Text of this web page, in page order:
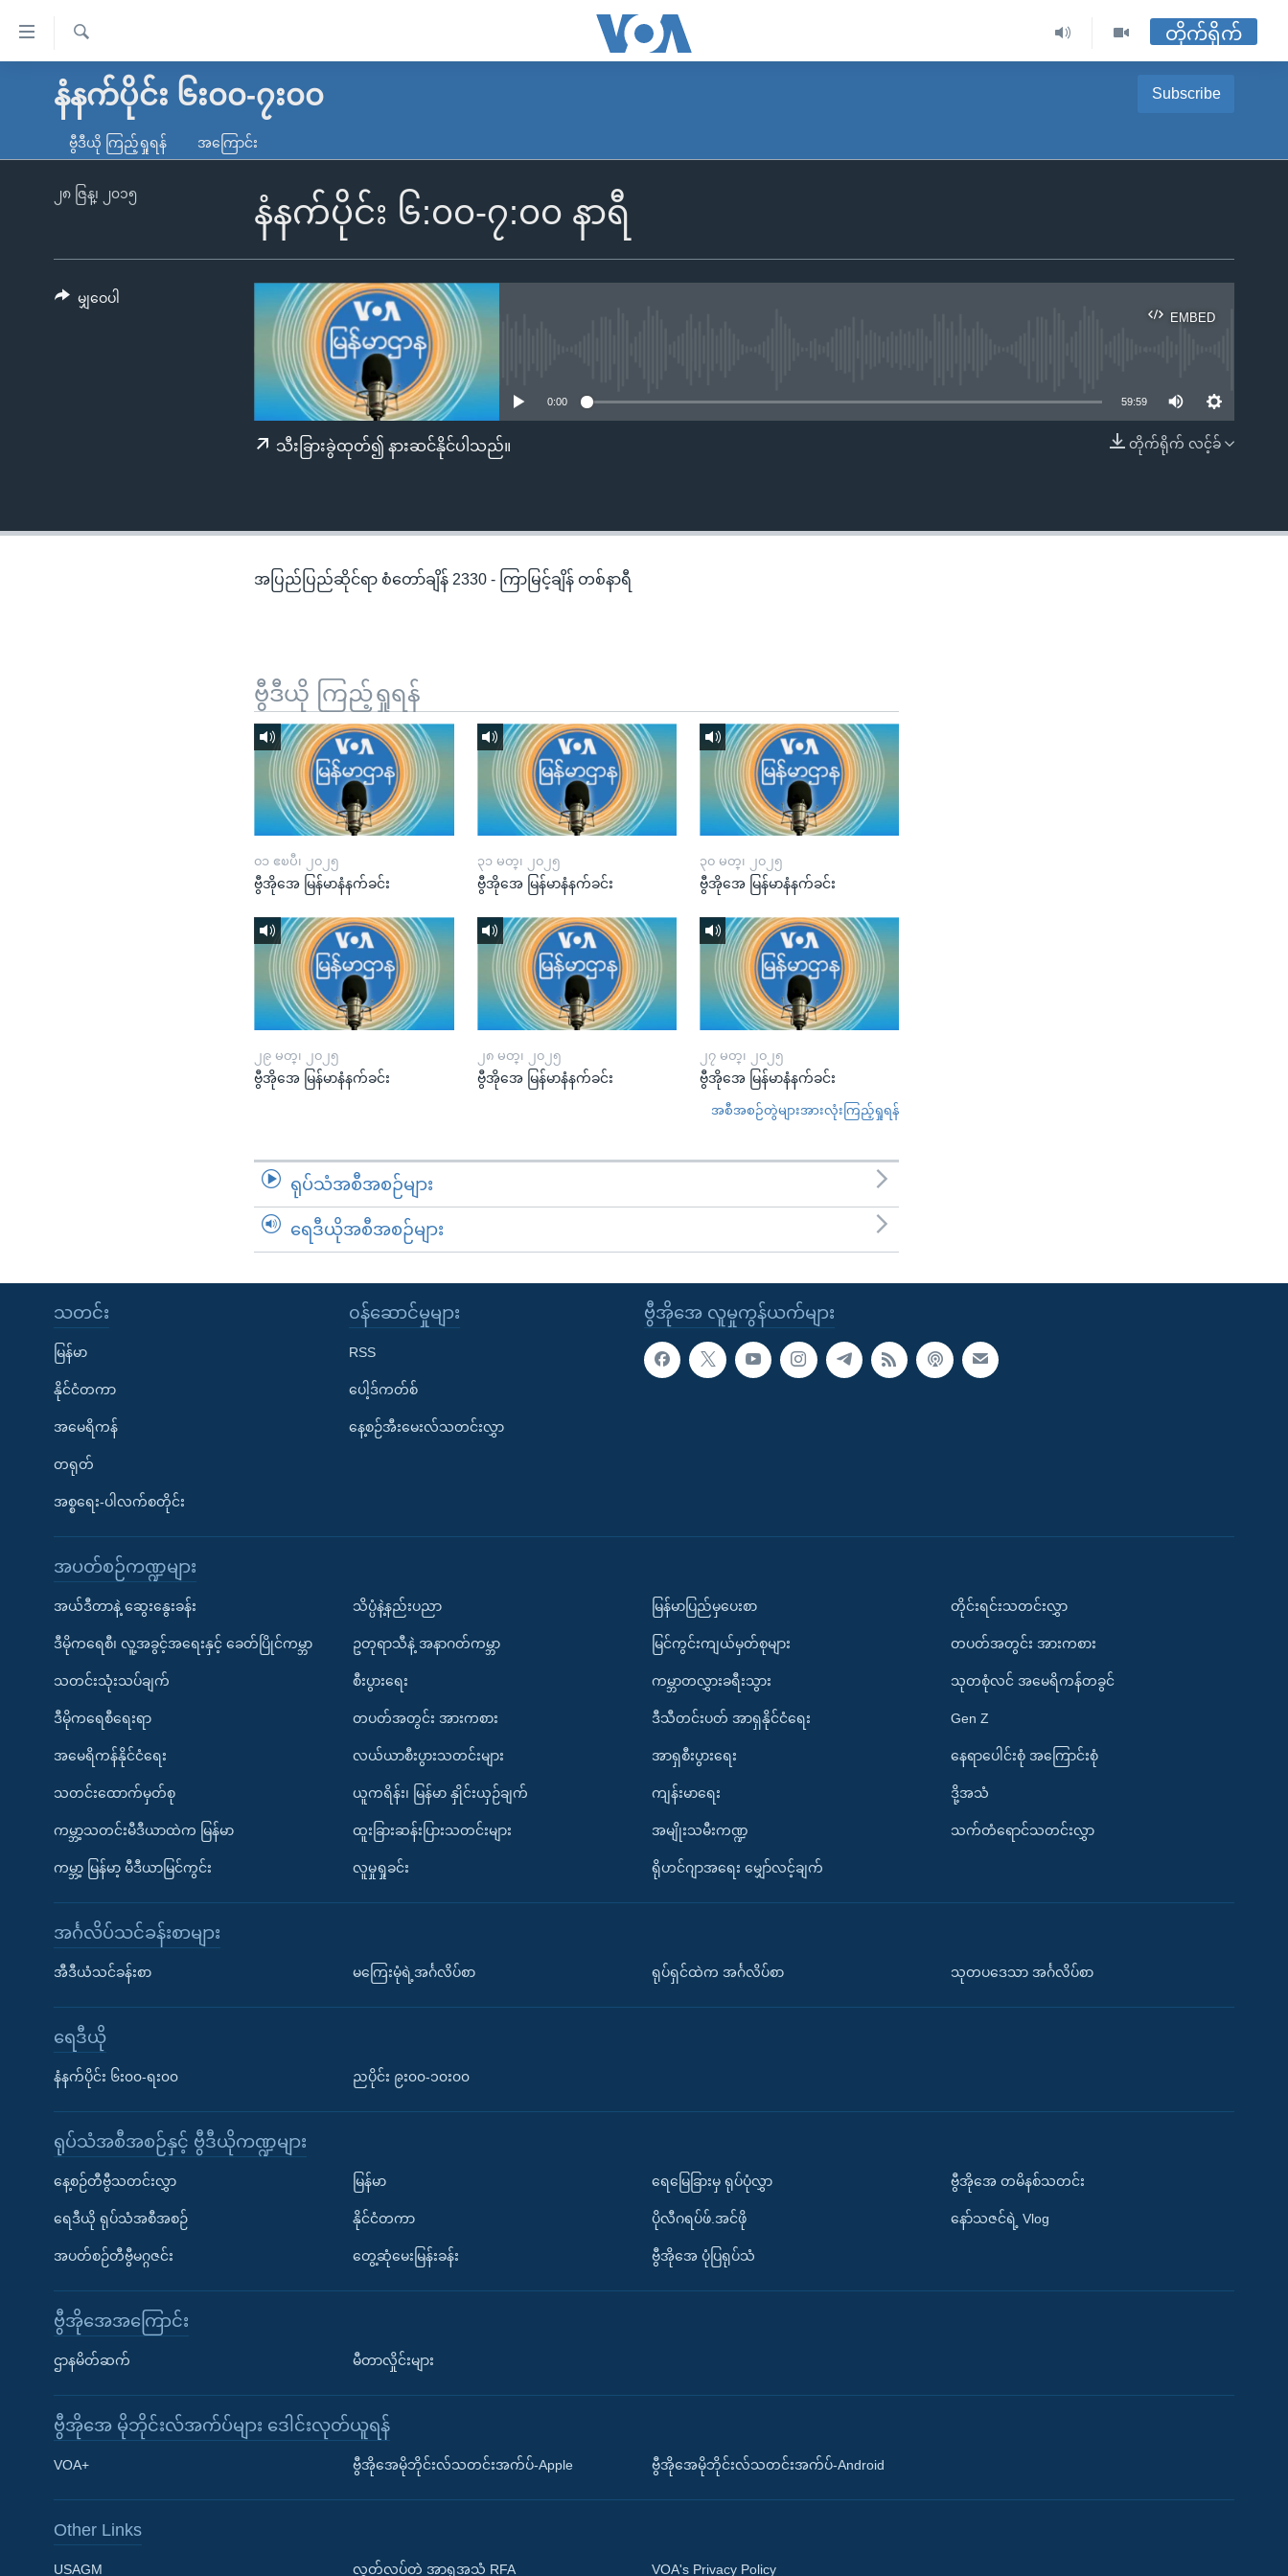
လွယ်ကူ
သည့်
ကျော်
မူလစာမျက်နှာ
ကမ္ဘာ့သတင်းများ
နိုင်ငံတကာ
တရုတ်
အစ္စရေး-ပါလက်စတိုင်း
ရပ်ဝန်းတခု လမ်းတခု အလွန်
အင်္ဂလိပ်စာလေ့လာမယ်
Learning English
ရ
လာ
တိုက်ရိုက်
နံနက်ပိုင်း ၆း၀၀-၇း၀၀ Subscribe
Apple Podcasts
Spotify
ဗွီဒီယို ကြည့်ရှုရန် အကြောင်း
နံနက်ပိုင်း ၆:၀၀-၇:၀၀ နာရီ
၂၈ ဇြန္၊ ၂၀၁၅
EMBED
EMBED
0:00 59:59
တိုက်ရိုက် လင့်ခ်
သီးခြားခွဲထုတ်၍ နားဆင်နိုင်ပါသည်။
မျှဝေပါ
အပြည်ပြည်ဆိုင်ရာ စံတော်ချိန် 2330 - ကြာမြင့်ချိန် တစ်နာရီ
ဗွီဒီယို ကြည့်ရှုရန်
၀၁ ဧၿပီ၊ ၂၀၂၅
ဗွီအိုအေ မြန်မာနံနက်ခင်း
၃၁ မတ္၊ ၂၀၂၅
ဗွီအိုအေ မြန်မာနံနက်ခင်း
၃၀ မတ္၊ ၂၀၂၅
ဗွီအိုအေ မြန်မာနံနက်ခင်း
၂၉ မတ္၊ ၂၀၂၅
ဗွီအိုအေ မြန်မာနံနက်ခင်း
၂၈ မတ္၊ ၂၀၂၅
ဗွီအိုအေ မြန်မာနံနက်ခင်း
၂၇ မတ္၊ ၂၀၂၅
ဗွီအိုအေ မြန်မာနံနက်ခင်း
အစီအစဉ်တွဲများအားလုံးကြည့်ရှုရန်
ရုပ်သံအစီအစဉ်များ
ရေဒီယိုအစီအစဉ်များ
ဗွီအိုအေ လူမှုကွန်ယက်များ
သတင်း
မြန်မာ
နိုင်ငံတကာ
အမေရိကန်
တရုတ်
အစ္စရေး-ပါလက်စတိုင်း
၀န်ဆောင်မှုများ
RSS
ပေါ့ဒ်ကတ်စ်
နေ့စဉ်အီးမေးလ်သတင်းလွှာ
အပတ်စဉ်ကဏ္ဍများ
အယ်ဒီတာနဲ့ ဆွေးနွေးခန်း
ဒီမိုကရေစီ၊ လူ့အခွင့်အရေးနှင့် ခေတ်ပြိုင်ကမ္ဘာ
သတင်းသုံးသပ်ချက်
ဒီမိုကရေစီရေးရာ
အမေရိကန်နိုင်ငံရေး
သတင်းထောက်မှတ်စု
ကမ္ဘာ့သတင်းမီဒီယာထဲက မြန်မာ
ကမ္ဘာ့ မြန်မာ့ မီဒီယာမြင်ကွင်း
သိပ္ပံနဲ့နည်းပညာ
ဥတုရာသီနဲ့ အနာဂတ်ကမ္ဘာ
စီးပွားရေး
တပတ်အတွင်း အားကစား
လယ်ယာစီးပွားသတင်းများ
ယူကရိန်း၊ မြန်မာ နှိုင်းယှဉ်ချက်
ထူးခြားဆန်းပြားသတင်းများ
လူမှုရှုခင်း
မြန်မာပြည်မှပေးစာ
မြင်ကွင်းကျယ်မှတ်စုများ
ကမ္ဘာတလွှားခရီးသွား
ဒီသီတင်းပတ် အာရှနိုင်ငံရေး
အာရှစီးပွားရေး
ကျန်းမာရေး
အမျိုးသမီးကဏ္ဍ
ရိုဟင်ဂျာအရေး မျှော်လင့်ချက်
တိုင်းရင်းသတင်းလွှာ
တပတ်အတွင်း အားကစား
သုတစုံလင် အမေရိကန်တခွင်
Gen Z
နေရာပေါင်းစုံ အကြောင်းစုံ
ဒို့အသံ
သက်တံရောင်သတင်းလွှာ
အင်္ဂလိပ်သင်ခန်းစာများ
အီဒီယံသင်ခန်းစာ မကြေးမုံရဲ့အင်္ဂလိပ်စာ ရုပ်ရှင်ထဲက အင်္ဂလိပ်စာ သုတပဒေသာ အင်္ဂလိပ်စာ
ရေဒီယို
နံနက်ပိုင်း ၆း၀၀-ရး၀၀ ညပိုင်း ၉း၀၀-၁၀း၀၀
ရုပ်သံအစီအစဉ်နှင့် ဗွီဒီယိုကဏ္ဍများ
နေ့စဉ်တီဗွီသတင်းလွှာ
ရေဒီယို ရုပ်သံအစီအစဉ်
အပတ်စဉ်တီဗွီမဂ္ဂဇင်း
မြန်မာ
နိုင်ငံတကာ
တွေ့ဆုံမေးမြန်းခန်း
ရေမြေခြားမှ ရုပ်ပုံလွှာ
ပိုလီဂရပ်ဖ်.အင်ဖို
ဗွီအိုအေ ပုံပြရုပ်သံ
ဗွီအိုအေ တမိနစ်သတင်း
နော်သဇင်ရဲ့ Vlog
ဗွီအိုအေအကြောင်း
ဌာနမိတ်ဆက် မီတာလှိုင်းများ
ဗွီအိုအေ မိုဘိုင်းလ်အက်ပ်များ ဒေါင်းလုတ်ယူရန်
VOA+ ဗွီအိုအေမိုဘိုင်းလ်သတင်းအက်ပ်-Apple ဗွီအိုအေမိုဘိုင်းလ်သတင်းအက်ပ်-Android
Other Links
USAGM လွတ်လပ်တဲ့ အာရှအသံ RFA VOA's Privacy Policy